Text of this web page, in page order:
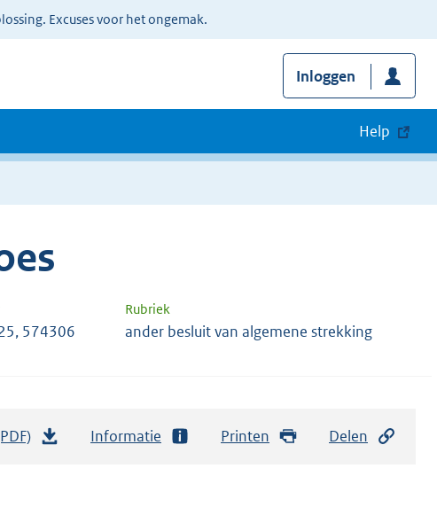
Excuses voor het ongemak.
Inloggen
Help
Rubriek
574306 ander besluit van algemene strekking
Informatie Printen Delen